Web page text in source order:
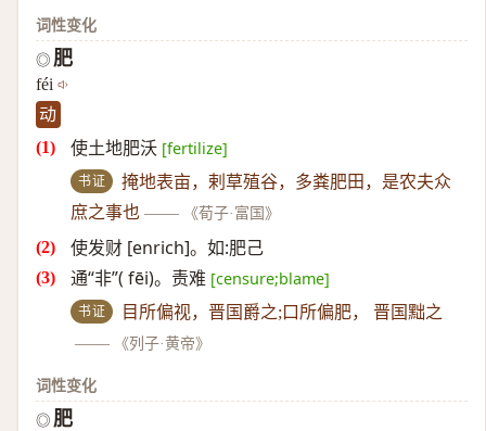
词性变化
◎ 肥
féi
动
使土地肥沃 [fertilize]
书证
掩地表亩，剌草殖谷，多粪肥田，是农夫众
庶之事也 —— 《荀子·富国》
使发财 [enrich]。如:肥己
通“非”( fēi)。责难 [censure;blame]
书证
目所偏视，晋国爵之;口所偏肥， 晋国黜之
——
《列子·黄帝》
词性变化
◎ 肥